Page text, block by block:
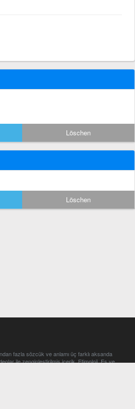
Löschen
Löschen
fazla sözcük ve anlamı üç farklı aksanda
ile zenginleştirilmiş içerik. Etimoloji, Eş ve